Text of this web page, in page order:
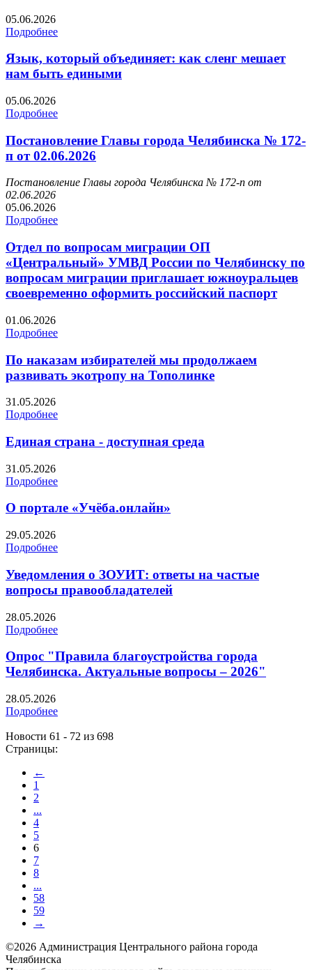
05.06.2026
Подробнее
Язык, который объединяет: как сленг мешает
нам быть едиными
05.06.2026
Подробнее
Постановление Главы города Челябинска № 172-
п от 02.06.2026
Постановление Главы города Челябинска № 172-п от
02.06.2026
05.06.2026
Подробнее
Отдел по вопросам миграции ОП
«Центральный» УМВД России по Челябинску по
вопросам миграции приглашает южноуральцев
своевременно оформить российский паспорт
01.06.2026
Подробнее
По наказам избирателей мы продолжаем
развивать экотропу на Тополинке
31.05.2026
Подробнее
Единая страна - доступная среда
31.05.2026
Подробнее
О портале «Учёба.онлайн»
29.05.2026
Подробнее
Уведомления о ЗОУИТ: ответы на частые
вопросы правообладателей
28.05.2026
Подробнее
Опрос "Правила благоустройства города
Челябинска. Актуальные вопросы – 2026"
28.05.2026
Подробнее
Новости 61 - 72 из 698
Страницы:
←
1
2
...
4
5
6
7
8
...
58
59
→
©2026 Администрация Центрального района города
Челябинска